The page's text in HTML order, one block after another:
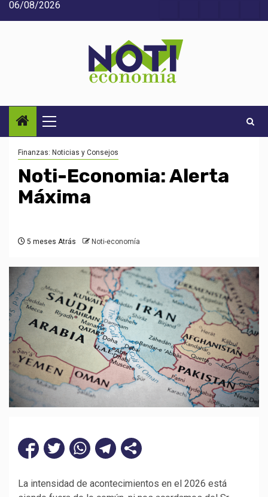
Saltar
al
06/08/2026
Noti-
economía
Menú
principal
Finanzas: Noticias y Consejos
Noti-Economia: Alerta
Máxima
5 meses Atrás Noti-economía
La intensidad de acontecimientos en el 2026 está